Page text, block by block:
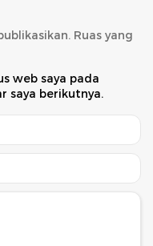
Ruas yang
web saya pada
saya berikutnya.